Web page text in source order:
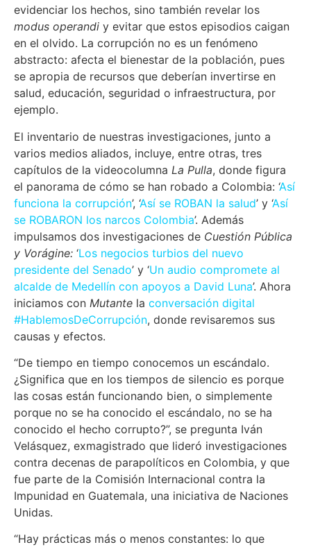
evidenciar los hechos, sino también revelar los
modus operandi y evitar que estos episodios caigan
en el olvido. La corrupción no es un fenómeno
abstracto: afecta el bienestar de la población, pues
se apropia de recursos que deberían invertirse en
salud, educación, seguridad o infraestructura, por
ejemplo.
El inventario de nuestras investigaciones, junto a
varios medios aliados, incluye, entre otras, tres
capítulos de la videocolumna La Pulla, donde figura
el panorama de cómo se han robado a Colombia: ‘Así
funciona la corrupción’, ‘Así se ROBAN la salud’ y ‘Así
se ROBARON los narcos Colombia’. Además
impulsamos dos investigaciones de Cuestión Pública
y Vorágine: ‘Los negocios turbios del nuevo
presidente del Senado’ y ‘Un audio compromete al
alcalde de Medellín con apoyos a David Luna’. Ahora
iniciamos con Mutante la conversación digital
#HablemosDeCorrupción, donde revisaremos sus
causas y efectos.
“De tiempo en tiempo conocemos un escándalo.
¿Significa que en los tiempos de silencio es porque
las cosas están funcionando bien, o simplemente
porque no se ha conocido el escándalo, no se ha
conocido el hecho corrupto?”, se pregunta Iván
Velásquez, exmagistrado que lideró investigaciones
contra decenas de parapolíticos en Colombia, y que
fue parte de la Comisión Internacional contra la
Impunidad en Guatemala, una iniciativa de Naciones
Unidas.
“Hay prácticas más o menos constantes: lo que